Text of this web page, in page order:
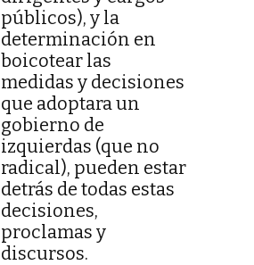
públicos), y la
determinación en
boicotear las
medidas y decisiones
que adoptara un
gobierno de
izquierdas (que no
radical), pueden estar
detrás de todas estas
decisiones,
proclamas y
discursos.